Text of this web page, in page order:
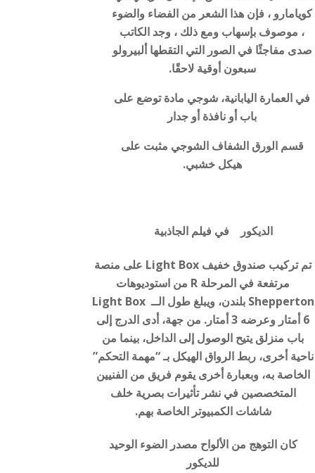
كويامارو ، فإن هذا الشعر من الفضاء والضوء
، موصوف بإسهاب ومع ذلك ، وجد الكاتب
صدى مفاجئًا في الصور التي التقطها ألبيرولو
سبعون أوقية لاحقًا.
في العمارة اليابانية، شوجي مادة توضع على
باب أو نافذة أو جدار
قسم الورق الشفاف الشوجي مثبت على
هيكل خشبي.
الديكور في فيلم الجاذبية
تم تركيب صندوق خفيف Light Box على منصة
مرتفعة في المرحلة R من استوديوهات
Shepperton بلندن، ويبلغ طول الــ Light Box
6 أمتار وعرضه 3 أمتار. من جهة، أدى الدرج إلى
باب منزلق يتيح الوصول إلى الداخل، بينما من
ناحية أخرى، ربط الرواق الهيكل بـ “مهمة التحكم”
الخاصة به، وبعبارة أخرى يقوم فريق من الفنيين
المتخصصين في نشر تأثيرات بصرية خلف
شاشات الكمبيوتر الخاصة بهم.
كان التوهج من الألواح مصدر الضوء الوحيد
للديكور